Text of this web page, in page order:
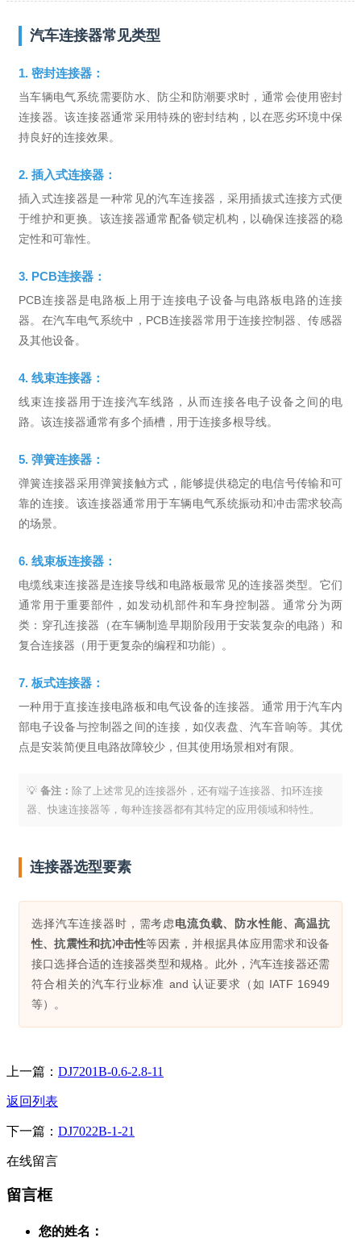
汽车连接器常见类型
1. 密封连接器：
当车辆电气系统需要防水、防尘和防潮要求时，通常会使用密封
连接器。该连接器通常采用特殊的密封结构，以在恶劣环境中保
持良好的连接效果。
2. 插入式连接器：
插入式连接器是一种常见的汽车连接器，采用插拔式连接方式便
于维护和更换。该连接器通常配备锁定机构，以确保连接器的稳
定性和可靠性。
3. PCB连接器：
PCB连接器是电路板上用于连接电子设备与电路板电路的连接
器。在汽车电气系统中，PCB连接器常用于连接控制器、传感器
及其他设备。
4. 线束连接器：
线束连接器用于连接汽车线路，从而连接各电子设备之间的电
路。该连接器通常有多个插槽，用于连接多根导线。
5. 弹簧连接器：
弹簧连接器采用弹簧接触方式，能够提供稳定的电信号传输和可
靠的连接。该连接器通常用于车辆电气系统振动和冲击需求较高
的场景。
6. 线束板连接器：
电缆线束连接器是连接导线和电路板最常见的连接器类型。它们
通常用于重要部件，如发动机部件和车身控制器。通常分为两
类：穿孔连接器（在车辆制造早期阶段用于安装复杂的电路）和
复合连接器（用于更复杂的编程和功能）。
7. 板式连接器：
一种用于直接连接电路板和电气设备的连接器。通常用于汽车内
部电子设备与控制器之间的连接，如仪表盘、汽车音响等。其优
点是安装简便且电路故障较少，但其使用场景相对有限。
备注： 除了上述常见的连接器外，还有端子连接器、扣环连接
器、快速连接器等，每种连接器都有其特定的应用领域和特性。
连接器选型要素
选择汽车连接器时，需考虑电流负载、防水性能、高温抗
性、抗震性和抗冲击性等因素，并根据具体应用需求和设备
接口选择合适的连接器类型和规格。此外，汽车连接器还需
符合相关的汽车行业标准 and 认证要求（如 IATF 16949
等）。
上一篇： DJ7201B-0.6-2.8-11
返回列表
下一篇： DJ7022B-1-21
在线留言
留言框
您的姓名：